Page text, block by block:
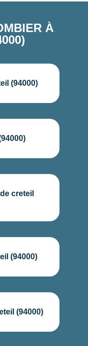
À
(94000)
creteil
(94000)
(94000)